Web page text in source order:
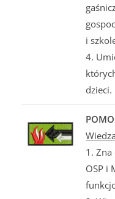
i
4.
dzieci.
1.
OSP i